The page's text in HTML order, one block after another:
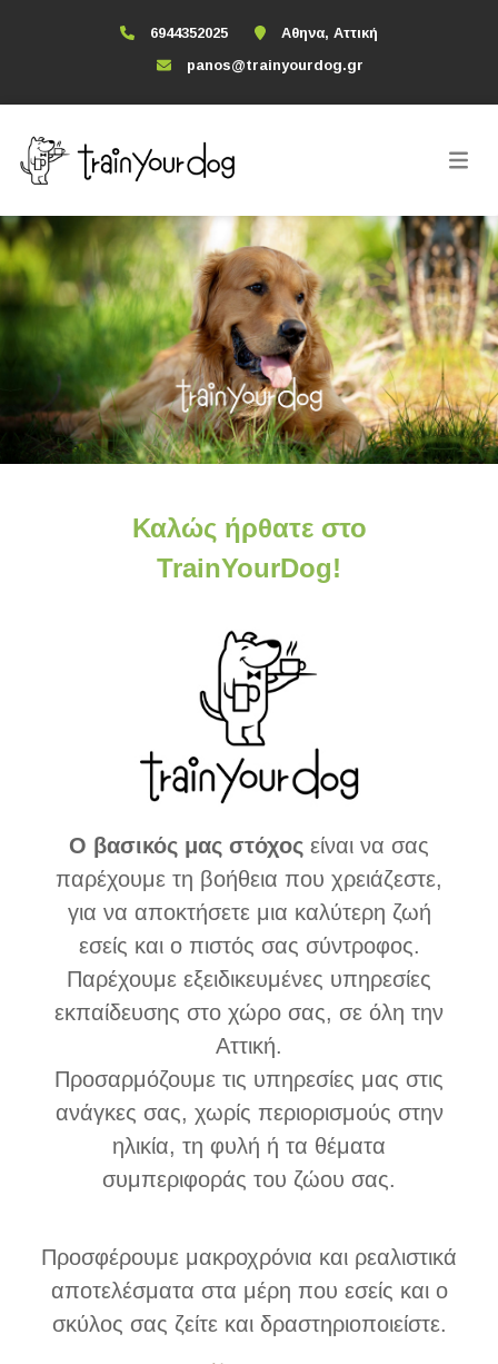
6944352025
Αθηνα, Αττική
panos@trainyourdog.gr
Καλώς ήρθατε στο
TrainYourDog!
Ο βασικός μας στόχος είναι να σας
παρέχουμε τη βοήθεια που χρειάζεστε,
για να αποκτήσετε μια καλύτερη ζωή
εσείς και ο πιστός σας σύντροφος.
Παρέχουμε εξειδικευμένες υπηρεσίες
εκπαίδευσης στο χώρο σας, σε όλη την
Αττική.
Προσαρμόζουμε τις υπηρεσίες μας στις
ανάγκες σας, χωρίς περιορισμούς στην
ηλικία, τη φυλή ή τα θέματα
συμπεριφοράς του ζώου σας.
Προσφέρουμε μακροχρόνια και ρεαλιστικά
αποτελέσματα στα μέρη που εσείς και ο
σκύλος σας ζείτε και δραστηριοποιείστε.